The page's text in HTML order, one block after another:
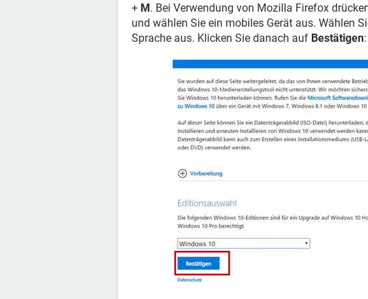
+ M. Bei Verwendung von Mozilla Firefox
und wählen Sie ein mobiles Gerät aus. Wählen
Sprache aus. Klicken Sie danach auf Bestätigen: